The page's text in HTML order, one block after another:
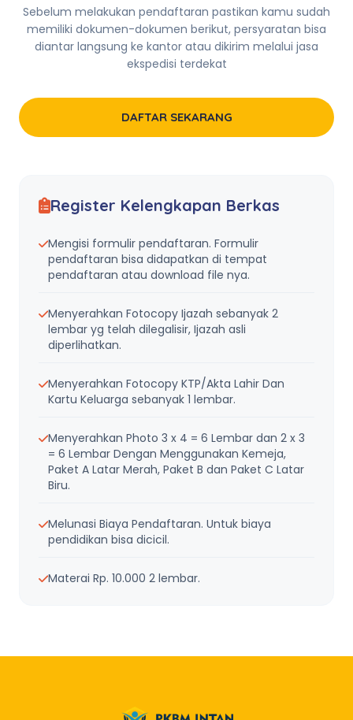
Sebelum melakukan pendaftaran pastikan kamu sudah
memiliki dokumen-dokumen berikut, persyaratan bisa
diantar langsung ke kantor atau dikirim melalui jasa
ekspedisi terdekat
DAFTAR SEKARANG
Register Kelengkapan Berkas
Mengisi formulir pendaftaran. Formulir
pendaftaran bisa didapatkan di tempat
pendaftaran atau download file nya.
Menyerahkan Fotocopy Ijazah sebanyak 2
lembar yg telah dilegalisir, Ijazah asli
diperlihatkan.
Menyerahkan Fotocopy KTP/Akta Lahir Dan
Kartu Keluarga sebanyak 1 lembar.
Menyerahkan Photo 3 x 4 = 6 Lembar dan 2 x 3
= 6 Lembar Dengan Menggunakan Kemeja,
Paket A Latar Merah, Paket B dan Paket C Latar
Biru.
Melunasi Biaya Pendaftaran. Untuk biaya
pendidikan bisa dicicil.
Materai Rp. 10.000 2 lembar.